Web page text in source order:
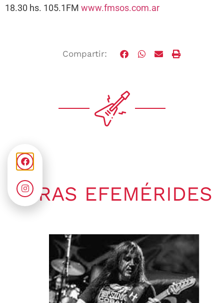
18.30 hs. 105.1FM www.fmsos.com.ar
Compartir:
OTRAS EFEMÉRIDES